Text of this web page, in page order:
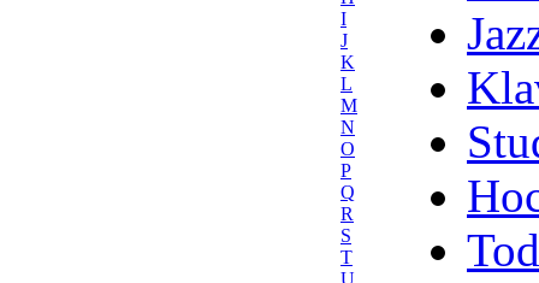
I
J
K
L
M
N
O
P
Q
R
S
T
U